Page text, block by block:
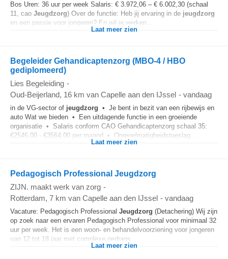
Bos Uren: 36 uur per week Salaris: € 3.972,06 – € 6.002,30 (schaal
11, cao Jeugdzorg) Over de functie: Heb jij ervaring in de jeugdzorg
en een passie voor jongeren? En wil je werken...
Laat meer zien
Begeleider Gehandicaptenzorg (MBO-4 / HBO
gediplomeerd)
Lies Begeleiding -
Oud-Beijerland, 16 km van Capelle aan den IJssel - vandaag
in de VG-sector of jeugdzorg • Je bent in bezit van een rijbewijs en
auto Wat we bieden • Een uitdagende functie in een groeiende
organisatie • Salaris conform CAO Gehandicaptenzorg schaal 35:
€2546,00 - €3564,00 per maand • Onregelmatigheidstoeslag...
Laat meer zien
Pedagogisch Professional Jeugdzorg
ZIJN. maakt werk van zorg -
Rotterdam, 7 km van Capelle aan den IJssel - vandaag
Vacature: Pedagogisch Professional Jeugdzorg (Detachering) Wij zijn
op zoek naar een ervaren Pedagogisch Professional voor minimaal 32
uur per week. Het is een woon- en behandelvoorziening voor jongeren
van 12 tot 18 jaar met complexe gedrags...
Laat meer zien